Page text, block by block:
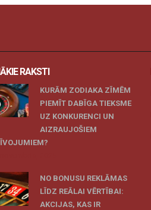
RAKSTI
KURĀM ZODIAKA ZĪMĒM
PIEMĪT DABĪGA TIEKSME
UZ KONKURENCI UN
AIZRAUJOŠIEM
NO BONUSU REKLĀMAS
LĪDZ REĀLAI VĒRTĪBAI:
AKCIJAS, KAS IR